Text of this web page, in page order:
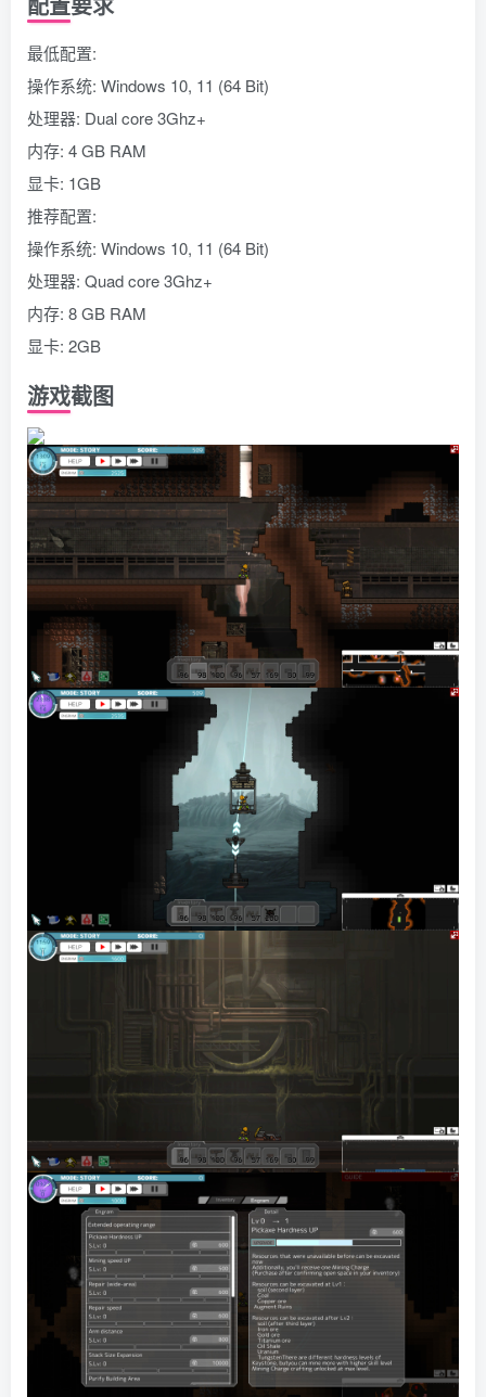
最低配置:
操作系统: Windows 10, 11 (64 Bit)
处理器: Dual core 3Ghz+
内存: 4 GB RAM
显卡: 1GB
推荐配置:
操作系统: Windows 10, 11 (64 Bit)
处理器: Quad core 3Ghz+
内存: 8 GB RAM
显卡: 2GB
游戏截图